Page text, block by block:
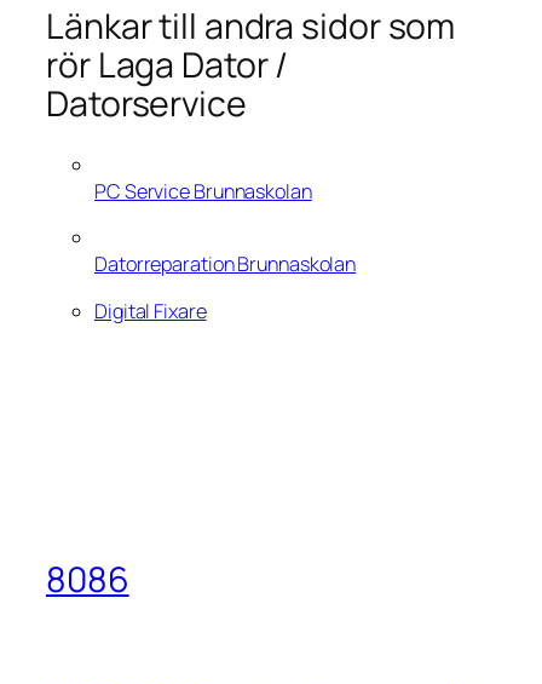
Länkar till andra sidor som
rör Laga Dator /
Datorservice
PC Service Brunnaskolan
Datorreparation Brunnaskolan
Digital Fixare
8086